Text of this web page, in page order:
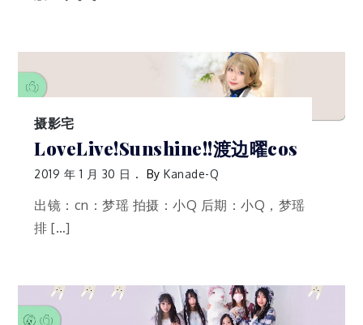
摄影宅
LoveLive!Sunshine!!渡边曜cos
2019 年 1 月 30 日 ByKanade-Q
出镜：cn：梦瑶 拍摄：小Q 后期：小Q，梦瑶
排 […]